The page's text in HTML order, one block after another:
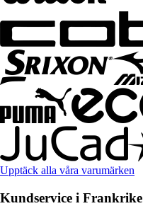
Upptäck alla våra varumärken
Kundservice i Frankrike